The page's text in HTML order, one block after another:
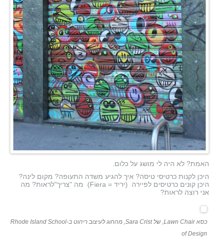
האמת? לא היה לי מושג על כלום.
היכן לקנות כרטיסי טיסה? איך להגיע משדה התעופה? מקום לינה?
היכן קונים כרטיסים לפיירה (יריד = Fiera) מה "צריך"לראות? מה
אני רוצה לראות?
כסא Lawn Chair, של Sara Crist, מהחוג לעיצוב ריהוט ב-Rhode Island School
of Design